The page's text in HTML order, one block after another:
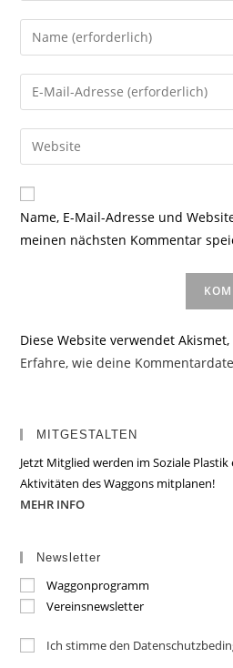
Gib
deinen
Namen
oder
zum
Kommentieren
ein
Gib
deine
E-
Mail-
zum
Kommentieren
ein
Gib
deine
Website-
URL
Name, E-Mail-Adresse und
meinen nächsten Kommentar
Diese Website verwendet
Erfahre, wie deine
MITGESTALTEN
Jetzt Mitglied werden im Soziale
Aktivitäten des Waggons mitplanen!
MEHR INFO
Newsletter
Waggonprogramm
Vereinsnewsletter
Ich stimme den